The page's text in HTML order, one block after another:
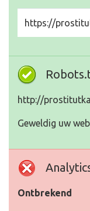
https://
http://
Geweldig uw
Ontbrekend